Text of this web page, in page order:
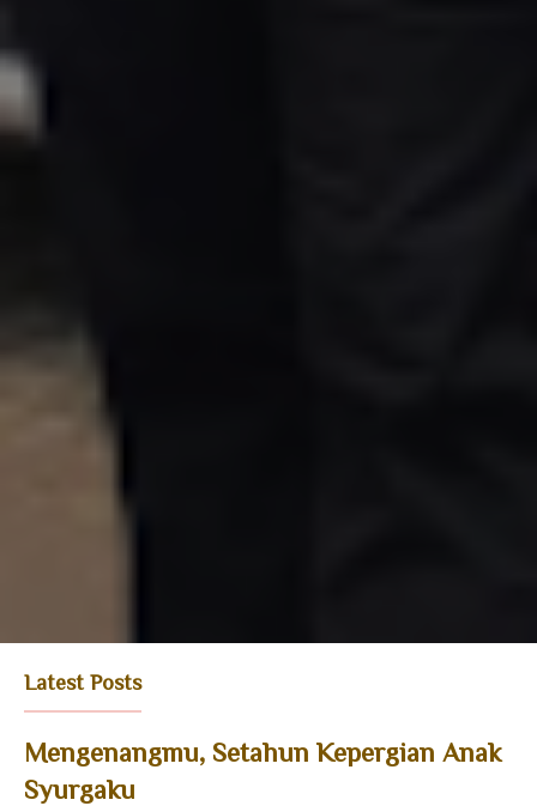
Latest Posts
Mengenangmu, Setahun Kepergian Anak
Syurgaku